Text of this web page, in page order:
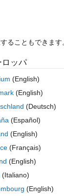
in matrix
so I must
ることもできます
ロッパ
(English)
(English)
(Deutsch)
(Español)
(English)
(Français)
(English)
(Italiano)
(English)